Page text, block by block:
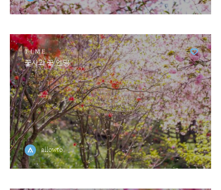
TIME
꽃사과 꽃 엔딩
allowto